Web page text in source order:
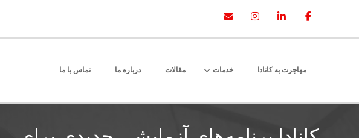
مهاجرت به کانادا خدمات مقالات درباره ما تماس با ما